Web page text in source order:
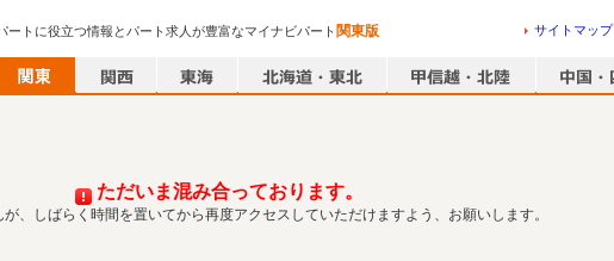
ートに役立つ情報とパート求人が豊富なマイナビパート 関東版 サイトマップ
ただいま混み合っております。
、しばらく時間を置いてから再度アクセスしていただけますよう、お願いします。